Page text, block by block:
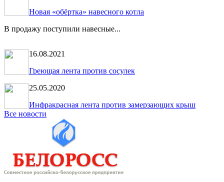
Новая «обёртка» навесного котла
В продажу поступили навесные...
16.08.2021
Греющая лента против сосулек
25.05.2020
Инфракрасная лента против замерзающих крыш
Все новости